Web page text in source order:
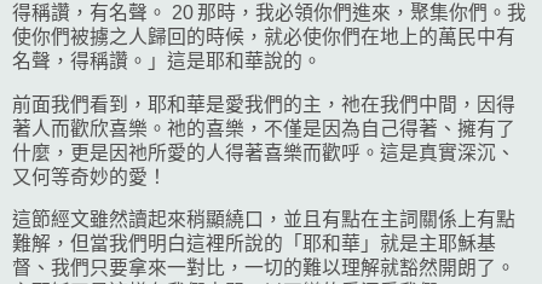
得稱讚，有名聲。 20 那時，我必領你們進來，聚集你們。我
使你們被擄之人歸回的時候，就必使你們在地上的萬民中有
名聲，得稱讚。」這是耶和華說的。
前面我們看到，耶和華是愛我們的主，祂在我們中間，因得
著人而歡欣喜樂。祂的喜樂，不僅是因為自己得著、擁有了
什麼，更是因祂所愛的人得著喜樂而歡呼。這是真實深沉、
又何等奇妙的愛！
這節經文雖然讀起來稍顯繞口， 並且有點在主詞關係上有點
難解， 但當我們明白這裡所說的「耶和華」就是主耶穌基
督、 我們只要拿來一對比， 一切的難以理解就豁然開朗了。